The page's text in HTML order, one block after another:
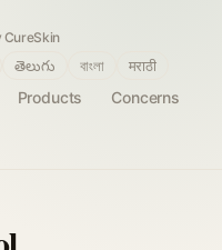
CureSkin
Products
Concerns
తెలుగు বাংলা मराठी